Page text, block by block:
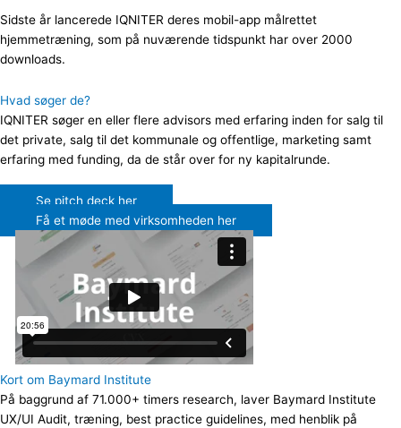
Sidste år lancerede IQNITER deres mobil-app målrettet
hjemmetræning, som på nuværende tidspunkt har over 2000
downloads.
Hvad søger de?
IQNITER søger en eller flere advisors med erfaring inden for salg til
det private, salg til det kommunale og offentlige, marketing samt
erfaring med funding, da de står over for ny kapitalrunde.
Se pitch deck her
Få et møde med virksomheden her
Kort om Baymard Institute
På baggrund af 71.000+ timers research, laver Baymard Institute
UX/UI Audit, træning, best practice guidelines, med henblik på